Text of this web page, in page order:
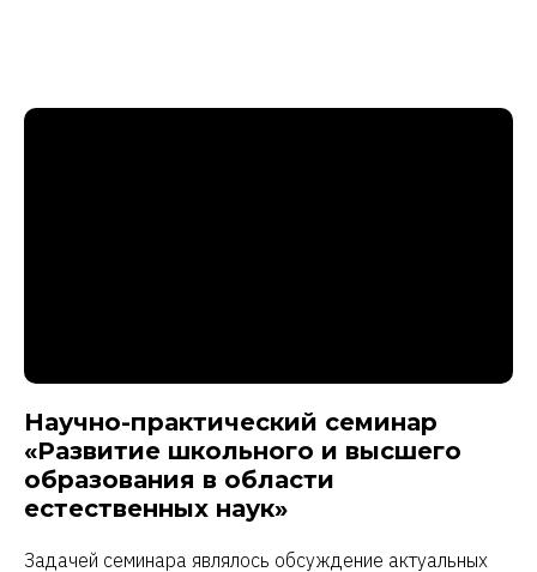
Научно-практический семинар
«Развитие школьного и высшего
образования в области
естественных наук»
Задачей семинара являлось обсуждение актуальных